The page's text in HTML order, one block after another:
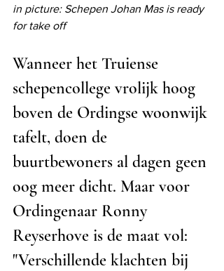
in picture: Schepen Johan Mas is ready
for take off
Wanneer het Truiense
schepencollege vrolijk hoog
boven de Ordingse woonwijk
tafelt, doen de
buurtbewoners al dagen geen
oog meer dicht. Maar voor
Ordingenaar Ronny
Reyserhove is de maat vol:
"Verschillende klachten bij